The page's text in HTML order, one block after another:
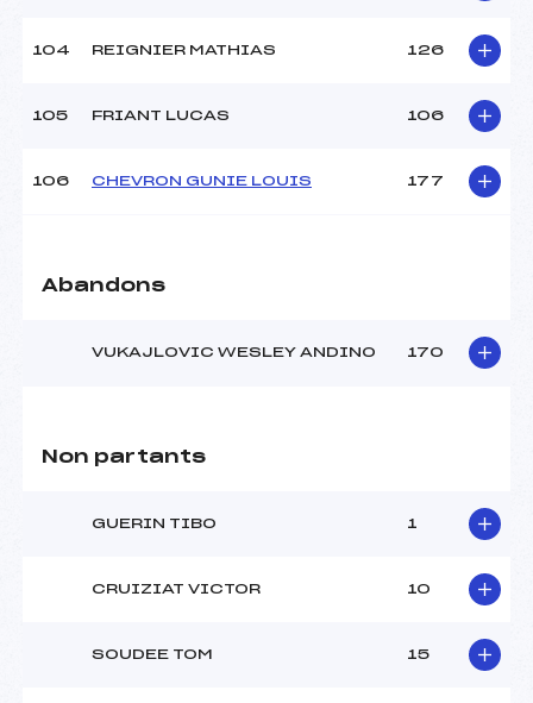
104 REIGNIER MATHIAS 126
105 FRIANT LUCAS 106
106 CHEVRON GUNIE LOUIS 177
Abandons
VUKAJLOVIC WESLEY ANDINO 170
Non partants
GUERIN TIBO 1
CRUIZIAT VICTOR 10
SOUDEE TOM 15